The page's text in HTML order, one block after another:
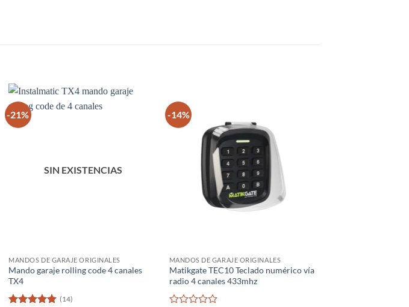
-21%
SIN EXISTENCIAS
MANDOS DE GARAJE ORIGINALES
Mando garaje rolling code 4 canales
TX4
(14)
-14%
MANDOS DE GARAJE ORIGINALES
Matikgate TEC10 Teclado numérico vía
radio 4 canales 433mhz